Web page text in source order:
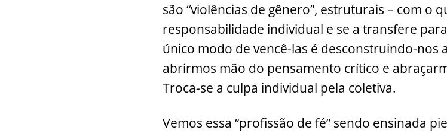
são “violências de gênero”, estruturais – com o
responsabilidade individual e se a transfere
único modo de vencê-las é desconstruindo-nos
abrirmos mão do pensamento crítico e
Troca-se a culpa individual pela coletiva.
Vemos essa “profissão de fé” sendo ensinada